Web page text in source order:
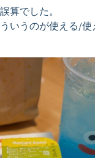
算でした。
いうのが使える/